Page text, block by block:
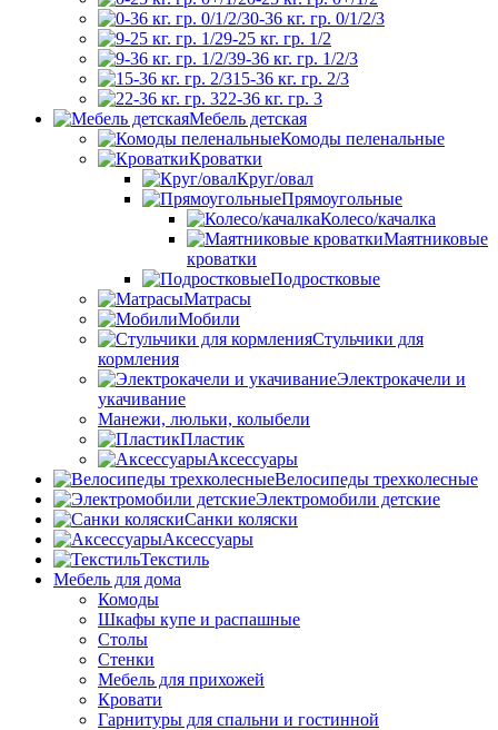
0-36 кг. гр. 0/1/2/3
9-25 кг. гр. 1/2
9-36 кг. гр. 1/2/3
15-36 кг. гр. 2/3
22-36 кг. гр. 3
Мебель детская
Комоды пеленальные
Кроватки
Круг/овал
Прямоугольные
Колесо/качалка
Маятниковые
кроватки
Подростковые
Матрасы
Мобили
Стульчики для
кормления
Электрокачели и
укачивание
Манежи, люльки, колыбели
Пластик
Аксессуары
Велосипеды трехколесные
Электромобили детские
Санки коляски
Аксессуары
Текстиль
Мебель для дома
Комоды
Шкафы купе и распашные
Столы
Стенки
Мебель для прихожей
Кровати
Гарнитуры для спальни и гостинной